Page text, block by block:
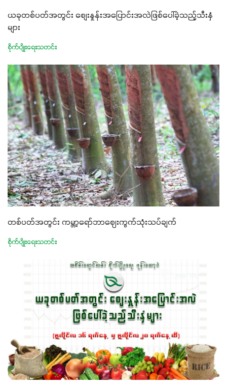
ယခုတစ်ပတ်အတွင်း စျေးနှုန်းအပြောင်းအလဲဖြစ်ပေါ်ခဲ့သည့်သီးနှံ
များ
စိုက်ပျိုးရေးသတင်း
တစ်ပတ်အတွင်း ကမ္ဘာ့ရော်ဘာဈေးကွက်သုံးသပ်ချက်
စိုက်ပျိုးရေးသတင်း